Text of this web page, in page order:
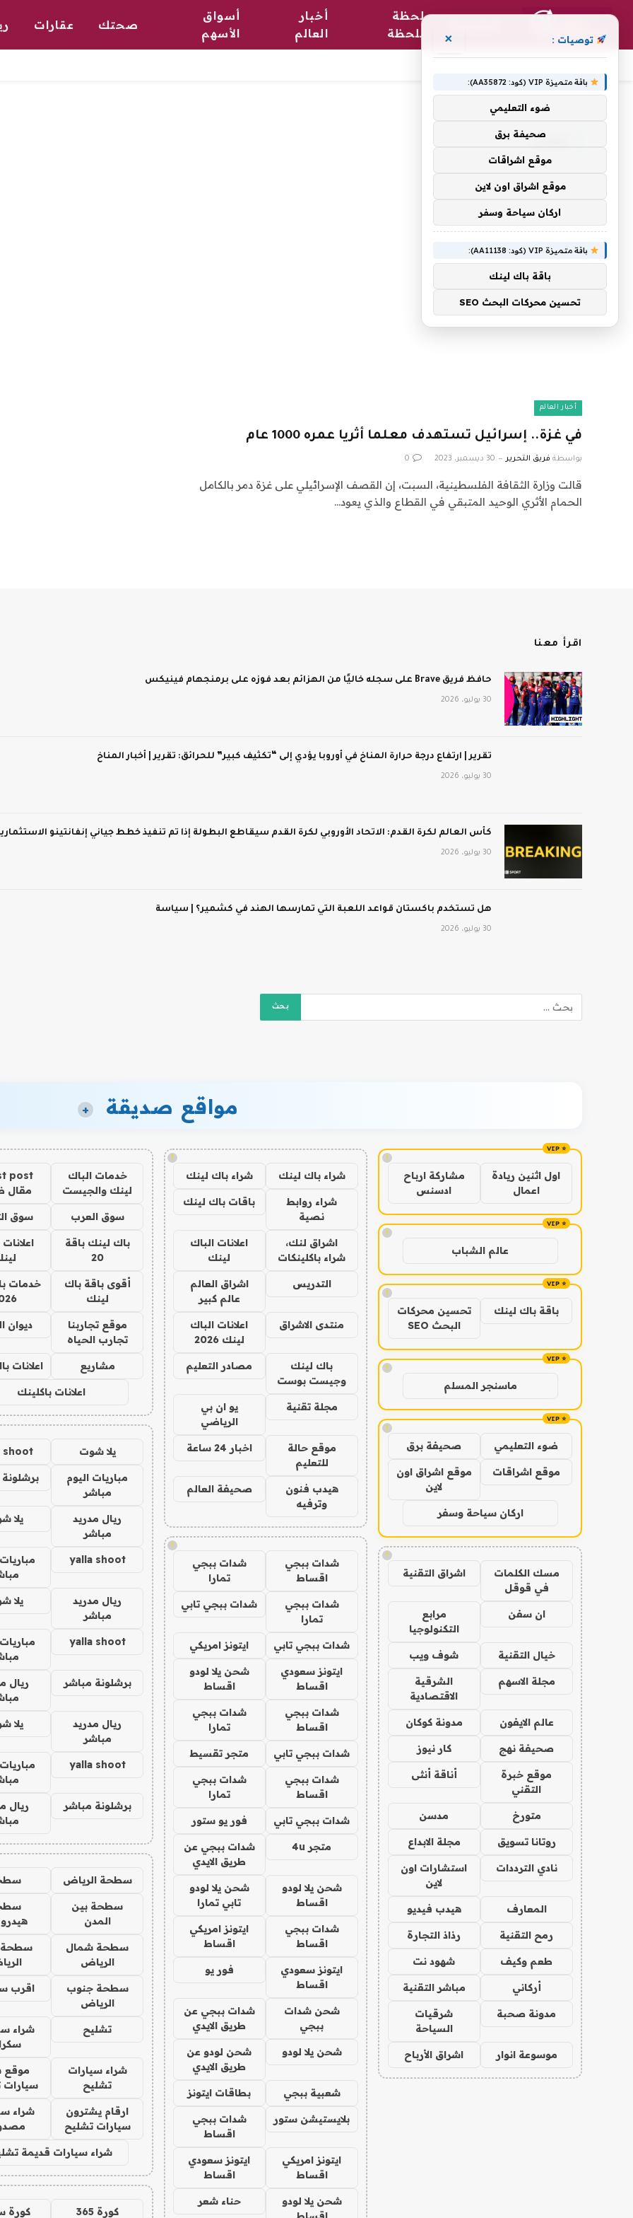
لحظة
بلحظة
أخبار
العالم
أسواق
الأسهم
صحتك عقارات
أخبار العالم
في غزة.. إسرائيل تستهدف معلما أثريا عمره 1000 عام
بواسطة فريق التحرير 30 ديسمبر، 2023 0
قالت وزارة الثقافة الفلسطينية، السبت، إن القصف الإسرائيلي على غزة دمر بالكامل
الحمام الأثري الوحيد المتبقي في القطاع والذي يعود…
اقرأ معنا
حافظ فريق Brave على سجله خاليًا من الهزائم بعد فوزه على برمنجهام فينيكس
30 يوليو، 2026
تقرير | ارتفاع درجة حرارة المناخ في أوروبا يؤدي إلى “تكثيف كبير” للحرائق: تقرير | أخبار المناخ
30 يوليو، 2026
كأس العالم لكرة القدم: الاتحاد الأوروبي لكرة القدم سيقاطع البطولة إذا تم تنفيذ خطط جياني إنفانتينو
30 يوليو، 2026
هل تستخدم باكستان قواعد اللعبة التي تمارسها الهند في كشمير؟ | سياسة
30 يوليو، 2026
مواقع صديقة +
!
اول اثنين ريادة
اعمال
مشاركة ارباح
ادسنس
!
عالم الشباب
!
باقة باك لينك
تحسين محركات
البحث SEO
!
ماسنجر المسلم
!
ضوء التعليمي صحيفة برق
موقع اشراقات
موقع اشراق اون
لاين
اركان سياحة وسفر
!
مسك الكلمات
في قوقل
اشراق التقنية
ان سفن
مرابع
التكنولوجيا
خيال التقنية شوف ويب
مجلة الاسهم
الشرقية
الاقتصادية
عالم الايفون مدونة كوكان
صحيفة نهج كار نيوز
موقع خبرة
التقني
أناقة أنثى
متورخ مدسن
روتانا تسويق مجلة الابداع
نادي الترددات
استشارات اون
لاين
المعارف هيدب فيديو
رمح التقنية رذاذ التجارة
طعم وكيف شهود نت
أركاني مباشر التقنية
مدونة صحبة
شرقيات
السياحة
موسوعة انوار اشراق الأرباح
!
شراء باك لينك شراء باك لينك
شراء روابط
نصية
باقات باك لينك
اشراق لنك،
شراء باكلينكات
اعلانات الباك
لينك
التدريس
اشراق العالم
عالم كبير
منتدى الاشراق
اعلانات الباك
لينك 2026
باك لينك
وجيست بوست
مصادر التعليم
مجلة تقنية
يو ان بي
الرياضي
موقع حالة
للتعليم
اخبار 24 ساعة
هيدب فنون
وترفيه
صحيفة العالم
!
شدات ببجي
اقساط
شدات ببجي
تمارا
شدات ببجي
تمارا
شدات ببجي تابي
شدات ببجي تابي ايتونز امريكي
ايتونز سعودي
اقساط
شحن يلا لودو
اقساط
شدات ببجي
اقساط
شدات ببجي
تمارا
شدات ببجي تابي متجر تقسيط
شدات ببجي
اقساط
شدات ببجي
تمارا
شدات ببجي تابي فور يو ستور
متجر 4u
شدات ببجي عن
طريق الايدي
شحن يلا لودو
اقساط
شحن يلا لودو
تابي تمارا
شدات ببجي
اقساط
ايتونز امريكي
اقساط
ايتونز سعودي
اقساط
فور يو
شحن شدات
ببجي
شدات ببجي عن
طريق الايدي
شحن يلا لودو
شحن لودو عن
طريق الايدي
شعبية ببجي بطاقات ايتونز
بلايستيشن ستور
شدات ببجي
اقساط
ايتونز امريكي
اقساط
ايتونز سعودي
اقساط
شحن يلا لودو
حناء شعر
خدمات الباك
لينك والجيست
post
مقال
سوق العرب سوق
باك لينك باقة
20
أقوى باقة باك
لينك
خدمات
موقع تجاربنا
تجارب الحياه
ديوان
مشاريع اعلانات
اعلانات باكلينك
يلا شوت shoot
مباريات اليوم
مباشر
ريال مدريد
مباشر
يلا
yalla shoot
ريال مدريد
مباشر
يلا
yalla shoot
برشلونة مباشر
ريال
ريال مدريد
مباشر
يلا
yalla shoot
برشلونة مباشر
ريال
سطحة الرياض
سطحة بين
المدن
سطحة شمال
الرياض
سطحة
سطحة جنوب
الرياض
اقرب
تشليح
شراء
شراء سيارات
تشليح
موقع
سيارات
ارقام يشترون
سيارات تشليح
شراء
شراء سيارات قديمة
كورة 365 كورة
توصيات : ×
باقة متميزة VIP (كود: AA35872):
ضوء التعليمي
صحيفة برق
موقع اشراقات
موقع اشراق اون لاين
اركان سياحة وسفر
باقة متميزة VIP (كود: AA11138):
باقة باك لينك
تحسين محركات البحث SEO